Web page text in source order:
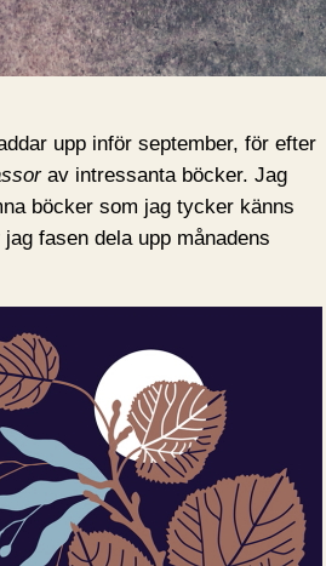
upp inför september, för efter
av intressanta böcker. Jag
böcker som jag tycker känns
fasen dela upp månadens